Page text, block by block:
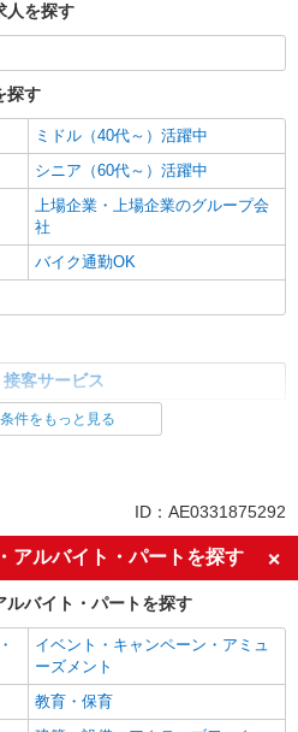
人を探す
探す
ミドル（40代～）活躍中
シニア（60代～）活躍中
上場企業・上場企業のグループ会
社
バイク通勤OK
客サービス
ミドル（40代～）活躍中
上場企業・上場企業のグループ会
社
扶養内勤務OK
件をもっと見る
ID：AE0331875292
アルバイト・パートを探す
バイト・パートを探す
イベント・キャンペーン・アミュ
ーズメント
教育・保育